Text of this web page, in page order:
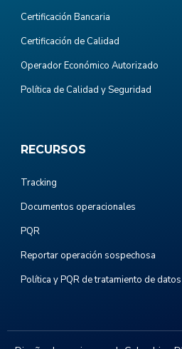
Certificación Bancaria
Certificación de Calidad
Operador Económico Autorizado
Política de Calidad y Seguridad
RECURSOS
Tracking
Documentos operacionales
PQR
Reportar operación sospechosa
Política y PQR de tratamiento de datos